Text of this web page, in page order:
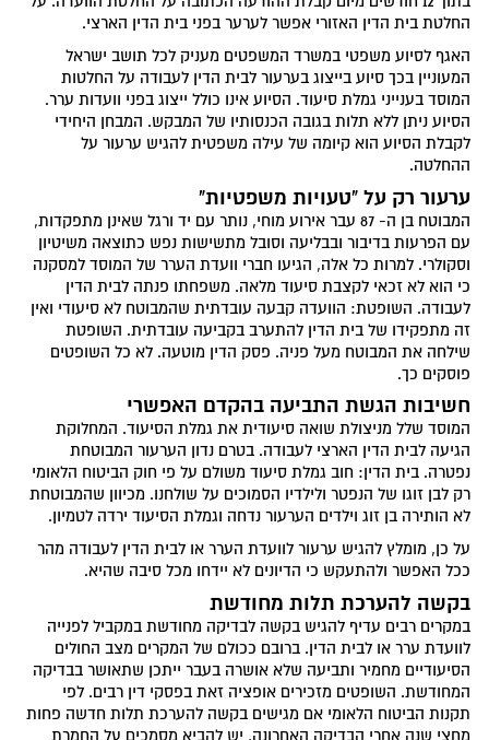
החלטת בית הדין האזורי אפשר לערער בפני בית הדין הארצי.
האגף לסיוע משפטי במשרד המשפטים מעניק לכל תושב ישראל
המעוניין בכך סיוע בייצוג בערעור לבית הדין לעבודה על החלטות
המוסד בענייני גמלת סיעוד. הסיוע אינו כולל ייצוג בפני וועדות ערר.
הסיוע ניתן ללא תלות בגובה הכנסותיו של המבקש. המבחן היחידי
לקבלת הסיוע הוא קיומה של עילה משפטית להגיש ערעור על
ההחלטה.
ערעור רק על "טעויות משפטיות"
המבוטח בן ה- 87 עבר אירוע מוחי, נותר עם יד ורגל שאינן מתפקדות,
עם הפרעות בדיבור ובבליעה וסובל מתשישות נפש כתוצאה משיטיון
וסקולרי. למרות כל אלה, הגיעו חברי וועדת הערר של המוסד למסקנה
כי הוא לא זכאי לקצבת סיעוד מלאה. משפחתו פנתה לבית הדין
לעבודה. השופטת: הוועדה קבעה עובדתית שהמבוטח לא סיעודי ואין
זה מתפקידו של בית הדין להתערב בקביעה עובדתית. השופטת
שילחה את המבוטח מעל פניה. פסק הדין מוטעה. לא כל השופטים
פוסקים כך.
חשיבות הגשת התביעה בהקדם האפשרי
המוסד שלל מניצולת שואה סיעודית את גמלת הסיעוד. המחלוקת
הגיעה לבית הדין הארצי לעבודה. בטרם נדון הערעור המבוטחת
נפטרה. בית הדין: חוב גמלת סיעוד משולם על פי חוק הביטוח הלאומי
רק לבן זוגו של הנפטר ולילדיו הסמוכים על שולחנו. מכיוון שהמבוטחת
לא הותירה בן זוג וילדים הערעור נדחה וגמלת הסיעוד ירדה לטמיון.
על כן, מומלץ להגיש ערעור לוועדת הערר או לבית הדין לעבודה מהר
ככל האפשר ולהתעקש כי הדיונים לא יידחו מכל סיבה שהיא.
בקשה להערכת תלות מחודשת
במקרים רבים עדיף להגיש בקשה לבדיקה מחודשת במקביל לפנייה
לוועדת ערר או לבית הדין. ברובם ככולם של המקרים מצב החולים
הסיעודיים מחמיר ותביעה שלא אושרה בעבר ייתכן שתאושר בבדיקה
המחודשת. השופטים מזכירים אופציה זאת בפסקי דין רבים. לפי
תקנות הביטוח הלאומי אם מגישים בקשה להערכת תלות חדשה פחות
מחצי שנה אחרי הבדיקה האחרונה, יש להביא מסמכים על החמרת